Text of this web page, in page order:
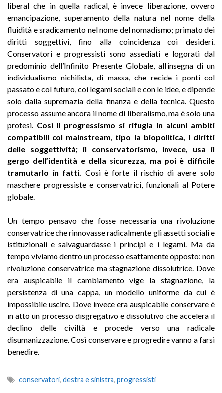
liberal che in quella radical, è invece liberazione, ovvero
emancipazione, superamento della natura nel nome della
fluidità e sradicamento nel nome del nomadismo; primato dei
diritti soggettivi, fino alla coincidenza coi desideri.
Conservatori e progressisti sono assediati e logorati dal
predominio dell’Infinito Presente Globale, all’insegna di un
individualismo nichilista, di massa, che recide i ponti col
passato e col futuro, coi legami sociali e con le idee, e dipende
solo dalla supremazia della finanza e della tecnica. Questo
processo assume ancora il nome di liberalismo, ma è solo una
protesi. Così il progressismo si rifugia in alcuni ambiti
compatibili col mainstream, tipo la biopolitica, i diritti
delle soggettività; il conservatorismo, invece, usa il
gergo dell’identità e della sicurezza, ma poi è difficile
tramutarlo in fatti.
Così è forte il rischio di avere solo
maschere progressiste e conservatrici, funzionali al Potere
globale.
Un tempo pensavo che fosse necessaria una rivoluzione
conservatrice che rinnovasse radicalmente gli assetti sociali e
istituzionali e salvaguardasse i principi e i legami. Ma da
tempo viviamo dentro un processo esattamente opposto: non
rivoluzione conservatrice ma stagnazione dissolutrice. Dove
era auspicabile il cambiamento vige la stagnazione, la
persistenza di una cappa, un modello uniforme da cui è
impossibile uscire. Dove invece era auspicabile conservare è
in atto un processo disgregativo e dissolutivo che accelera il
declino delle civiltà e procede verso una radicale
disumanizzazione. Così conservare e progredire vanno a farsi
benedire.
conservatori, destra e sinistra, progressisti